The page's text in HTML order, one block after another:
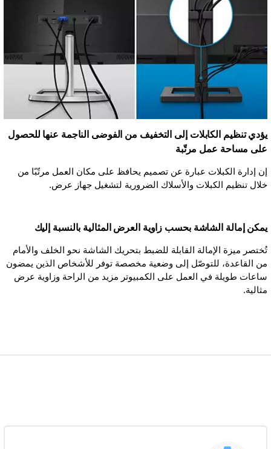
يؤدي تنظيم الكابلات إلى التخفيف من الفوضى الناجمة عنها للحصول
على مساحة عمل مرتّبة
إن إدارة الكبلات عبارة عن تصميم يحافظ على مكان العمل مرتّبًا من
خلال تنظيم الكبلات والأسلاك الضرورية لتشغيل جهاز عرض.
يمكن إمالة الشاشة بحسب زاوية العرض المثالية بالنسبة إليك
تُختصر ميزة الإمالة القابلة للضبط بتحريك الشاشة نحو الخلف والأمام
من القاعدة، للتوصّل إلى وضعية مخصصة توفر للأشخاص الذين يمضون
ساعات طويلة في العمل على الكمبيوتر مزيد من الراحة وزاوية عرض
مثالية.